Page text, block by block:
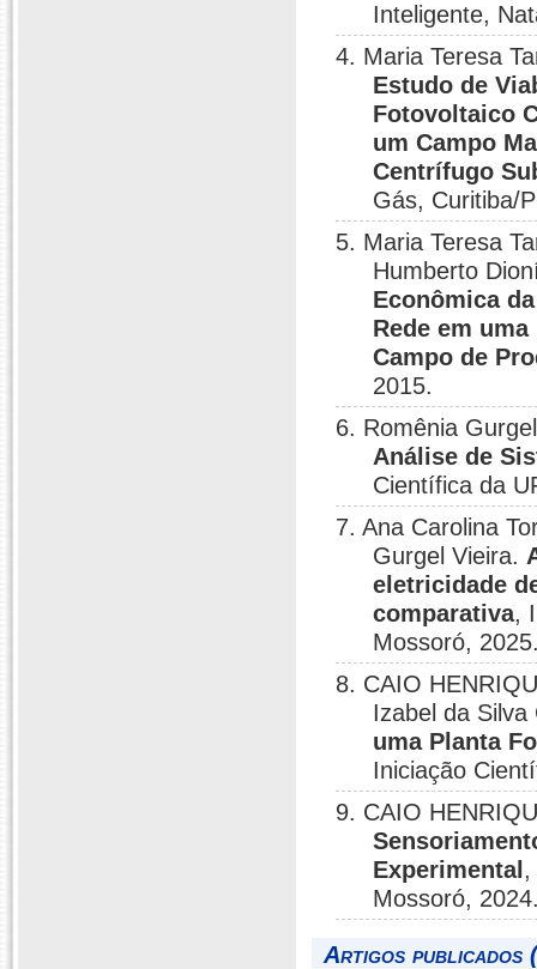
Inteligente,
4. Maria Teresa
Estudo de
Fotovoltaico
um Campo
Centrífugo
Gás, Curitiba/
5. Maria Teresa
Humberto
Econômica
Rede em
Campo de
2015.
6. Romênia
Análise de
Científica da
7. Ana Carolina
Gurgel Vieira.
eletricidade
comparativa,
Mossoró,
8. CAIO
Izabel da
uma Planta
Iniciação
9. CAIO
Experimental ,
Mossoró,
Artigos publicados